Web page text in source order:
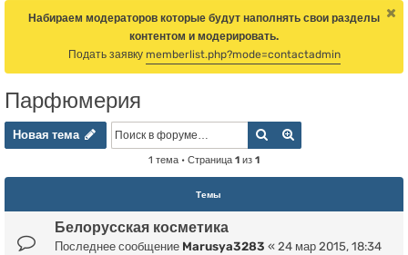
к
Набираем модераторов которые будут наполнять свои разделы
контентом и модерировать.
Подать заявку memberlist.php?mode=contactadmin
Парфюмерия
Новая тема
Новая тема Поиск
1 тема • Страница 1 из 1
Темы
Белорусская косметика
Последнее сообщение Marusya3283 « 24 мар 2015, 18:34